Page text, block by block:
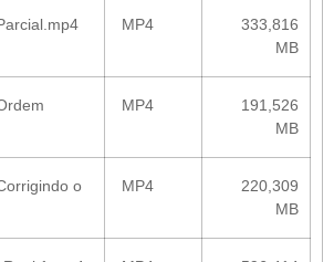
MP4
333,816
MB
MP4
191,526
MB
o
MP4
220,309
MB